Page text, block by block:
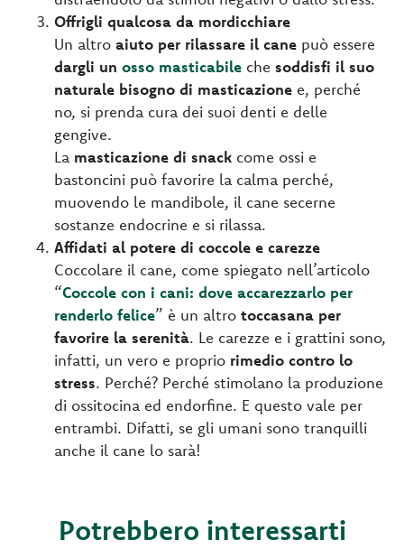
Offrigli qualcosa da mordicchiare
Un altro aiuto per rilassare il cane può essere
dargli un osso masticabile che soddisfi il suo
naturale bisogno di masticazione e, perché
no, si prenda cura dei suoi denti e delle
gengive.
La masticazione di snack come ossi e
bastoncini può favorire la calma perché,
muovendo le mandibole, il cane secerne
sostanze endocrine e si rilassa.
Affidati al potere di coccole e carezze
Coccolare il cane, come spiegato nell’articolo
“Coccole con i cani: dove accarezzarlo per
renderlo felice” è un altro toccasana per
favorire la serenità. Le carezze e i grattini sono,
infatti, un vero e proprio rimedio contro lo
stress. Perché? Perché stimolano la produzione
di ossitocina ed endorfine. E questo vale per
entrambi. Difatti, se gli umani sono tranquilli
anche il cane lo sarà!
Potrebbero interessarti